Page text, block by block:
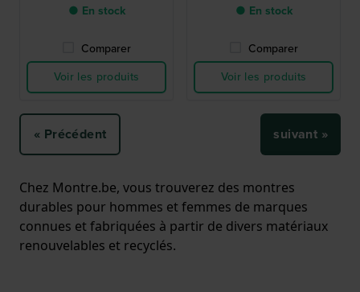
● En stock
Comparer
Voir les produits
● En stock
Comparer
Voir les produits
« Précédent suivant »
Chez Montre.be, vous trouverez des montres
durables pour hommes et femmes de marques
connues et fabriquées à partir de divers matériaux
renouvelables et recyclés.